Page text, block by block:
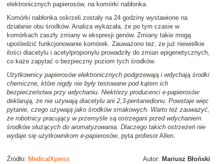
elektronicznych papierosów, na komórki nabłonka.
Komórki nabłonka oskrzeli zostały na 24 godziny wystawione na
działanie obu środków. Analiza wykazała, że po tym czasie w
komórkach zaszły zmiany w ekspresji genów. Zmiany takie mogą
upośledzić funkcjonowanie komórek. Zauważono też, że już niewielkie
ilości diacetylu i acetylpropionylu prowadziły do zmian epigenetycznych,
co każe zapytać o bezpieczny poziom tych środków.
Użytkownicy papierosów elektronicznych podgrzewają i wdychają środki
chemiczne, które nigdy nie były testowane pod kątem ich
bezpieczeństwa przy wdychaniu. Niektórzy producenci e-papierosów
deklarują, że nie używają diacetylu ani 2,3-pentanedionu. Powstaje więc
pytanie, czego używają jako środków smakowych. Warto też zauważyć,
że robotnicy pracujący w przemyśle są ostrzegani przed wdychaniem
środków służących do aromatyzowania. Dlaczego takich ostrzeżeń nie
wydaje się użytkownikom e-papierosów, pyta profesor Allen.
Autor: Mariusz Błoński
Źródło: MedicalXpress